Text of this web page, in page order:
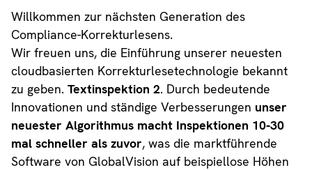
Willkommen zur nächsten Generation des
Compliance-Korrekturlesens.
Wir freuen uns, die Einführung unserer neuesten
cloudbasierten Korrekturlesetechnologie bekannt
zu geben. Textinspektion 2. Durch bedeutende
Innovationen und ständige Verbesserungen unser
neuester Algorithmus macht Inspektionen 10-30
mal schneller als zuvor, was die marktführende
Software von GlobalVision auf beispiellose Höhen